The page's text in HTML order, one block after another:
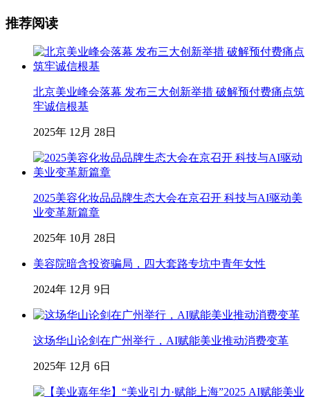
推荐阅读
北京美业峰会落幕 发布三大创新举措 破解预付费痛点筑
牢诚信根基
2025年 12月 28日
2025美容化妆品品牌生态大会在京召开 科技与AI驱动美
业变革新篇章
2025年 10月 28日
美容院暗含投资骗局，四大套路专坑中青年女性
2024年 12月 9日
这场华山论剑在广州举行，AI赋能美业推动消费变革
2025年 12月 6日